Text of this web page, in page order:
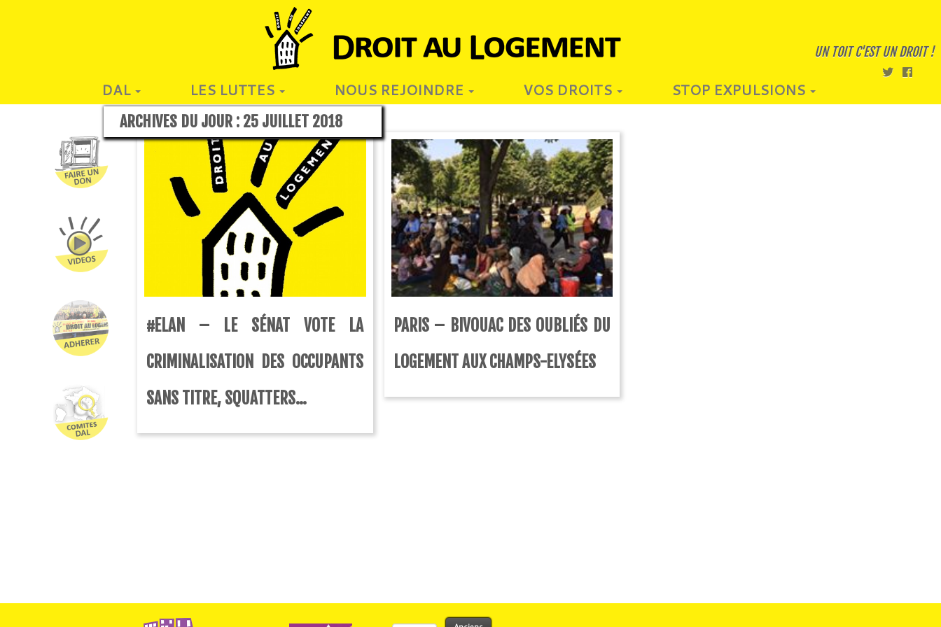
UN TOIT C'EST UN DROIT !
DAL LES LUTTES NOUS REJOINDRE VOS DROITS STOP EXPULSIONS
ARCHIVES DU JOUR : 25 JUILLET 2018
#ELAN – LE SÉNAT VOTE LA
CRIMINALISATION DES OCCUPANTS
SANS TITRE, SQUATTERS…
PARIS – BIVOUAC DES OUBLIÉS DU
LOGEMENT AUX CHAMPS-ELYSÉES